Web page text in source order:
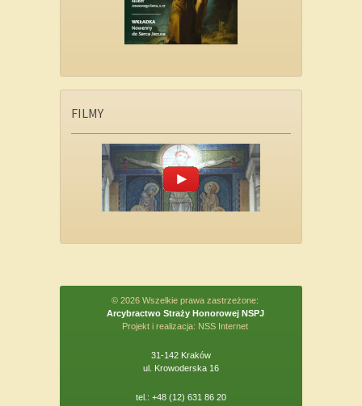
FILMY
© 2026 Wszelkie prawa zastrzeżone:
Arcybractwo Straży Honorowej NSPJ
Projekt i realizacja: NSS Internet
31-142 Kraków
ul. Krowoderska 16
tel.: +48 (12) 631 86 20